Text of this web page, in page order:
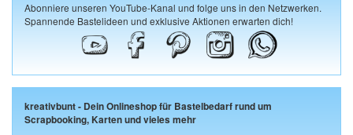
Abonniere unseren YouTube-Kanal und folge uns in den Netzwerken.
Spannende Bastelideen und exklusive Aktionen erwarten dich!
kreativbunt - Dein Onlineshop für Bastelbedarf rund um
Scrapbooking, Karten und vieles mehr